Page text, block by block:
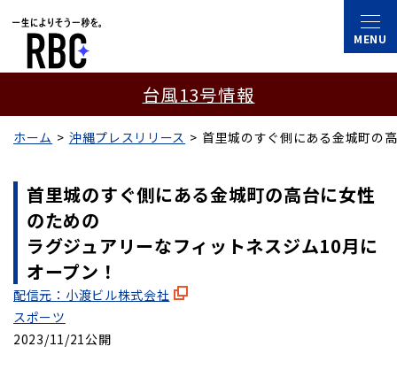
台風13号情報
ホーム 沖縄プレスリリース 首里城のすぐ側にある金城町の
首里城のすぐ側にある金城町の高台に女性
のための
ラグジュアリーなフィットネスジム10月に
オープン！
配信元：小渡ビル株式会社
スポーツ
2023/11/21公開